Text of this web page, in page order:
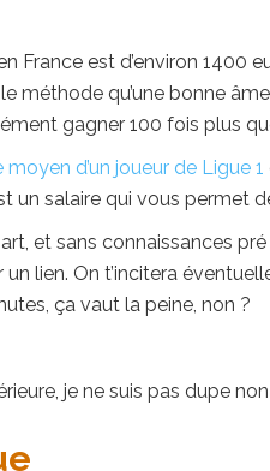
France est d’environ 1400
méthode qu’une bonne
gagner 100 fois plus
moyen d’un joueur de Ligue 1
un salaire qui vous permet
et sans connaissances
lien. On t’incitera
ça vaut la peine, non ?
je ne suis pas dupe